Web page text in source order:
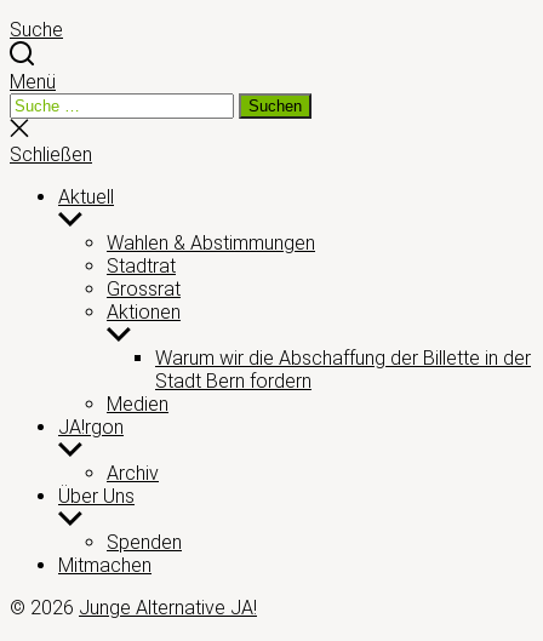
Suche
Menü
Suche
nach:
Suchen
Suche
schließen
Schließen
Aktuell
Untermenü
anzeigenWahlen & Abstimmungen
Stadtrat
Grossrat
Aktionen
Untermenü
anzeigenWarum wir die Abschaffung der Billette in der
Stadt Bern fordern
Medien
JA!rgon
Untermenü
anzeigenArchiv
Über Uns
Untermenü
anzeigenSpenden
Mitmachen
© 2026 Junge Alternative JA!